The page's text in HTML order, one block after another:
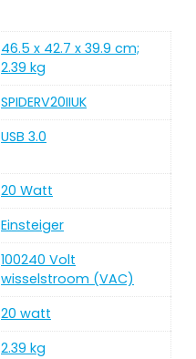
‎46.5 x 42.7 x 39.9 cm;
2.39 kg
‎SPIDERV20IIUK
‎USB 3.0
‎20 Watt
‎Einsteiger
‎100240 Volt
wisselstroom (VAC)
‎20 watt
‎2.39 kg